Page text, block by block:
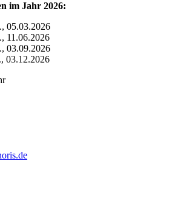
im Jahr 2026:
05.03.2026
11.06.2026
03.09.2026
03.12.2026